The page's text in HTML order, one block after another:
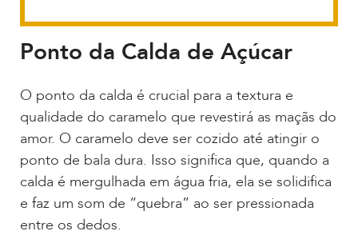
Ponto da Calda de Açúcar
O ponto da calda é crucial para a textura e
qualidade do caramelo que revestirá as maçãs do
amor. O caramelo deve ser cozido até atingir o
ponto de bala dura. Isso significa que, quando a
calda é mergulhada em água fria, ela se solidifica
e faz um som de “quebra” ao ser pressionada
entre os dedos.